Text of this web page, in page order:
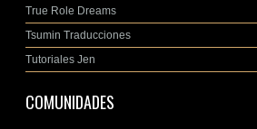
True Role Dreams
Tsumin Traducciones
Tutoriales Jen
COMUNIDADES